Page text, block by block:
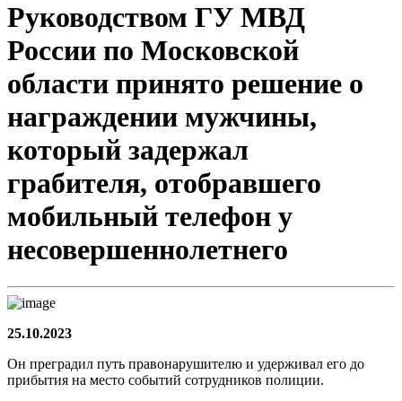
Руководством ГУ МВД
России по Московской
области принято решение о
награждении мужчины,
который задержал
грабителя, отобравшего
мобильный телефон у
несовершеннолетнего
25.10.2023
Он преградил путь правонарушителю и удерживал его до
прибытия на место событий сотрудников полиции.